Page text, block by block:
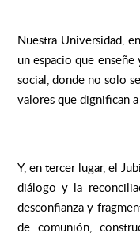
Nuestra Universidad,
un espacio que
social, donde no solo
valores que dignifican
Y, en tercer lugar, el
diálogo y la
desconfianza y
de comunión,